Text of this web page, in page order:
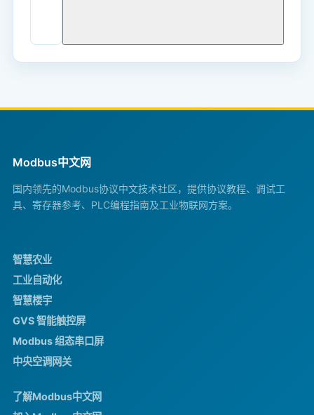
Modbus中文网
国内领先的Modbus协议中文技术社区，提供协议教程、调试工
具、寄存器参考、PLC编程指南及工业物联网方案。
智慧农业
工业自动化
智慧楼宇
GVS 智能触控屏
Modbus 组态串口屏
中央空调网关
了解Modbus中文网